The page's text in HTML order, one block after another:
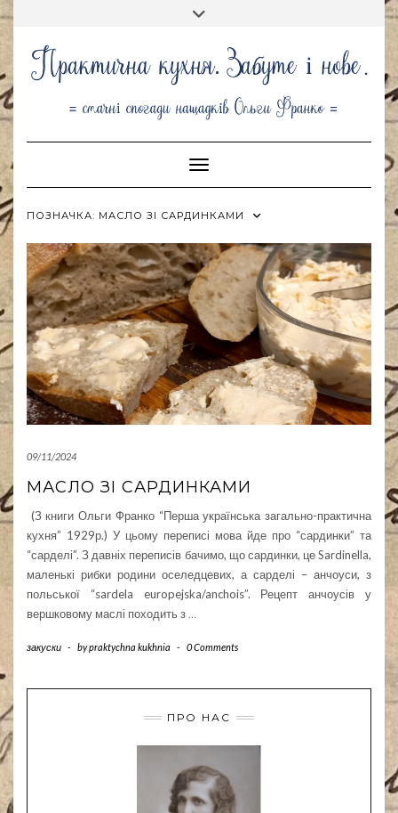
Skip
to
content
Toggle
Toggle Navigation
ПОЗНАЧКА: МАСЛО ЗІ САРДИНКАМИ
09/11/2024
МАСЛО ЗІ САРДИНКАМИ
(З книги Ольги Франко “Перша українська загально-практична
кухня” 1929р.) У цьому переписі мова йде про “сардинки” та
“сарделі”. З давніх переписів бачимо, що сардинки, це Sardinella,
маленькі рибки родини оселедцевих, а сарделі – анчоуси, з
польської “sardela europejska/anchois”. Рецепт анчоусів у
вершковому маслі походить з…
закуски - bypraktychna kukhnia - 0 Comments
ПРО НАС